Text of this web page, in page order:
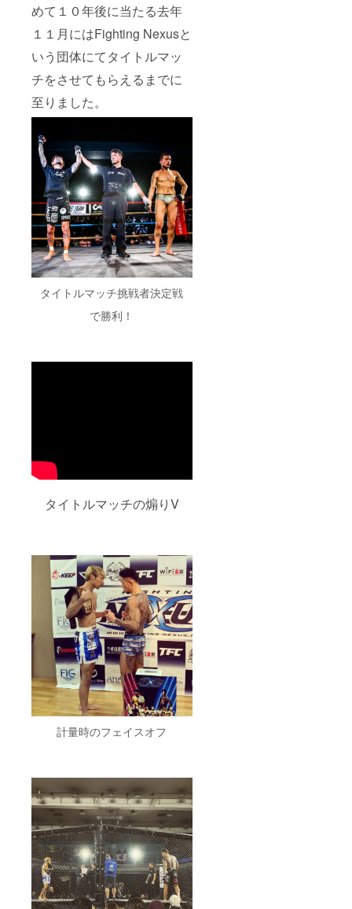
めて１０年後に当たる去年
１１月にはFighting Nexusと
いう団体にてタイトルマッ
チをさせてもらえるまでに
至りました。
タイトルマッチ挑戦者決定戦
で勝利！
タイトルマッチの煽りV
計量時のフェイスオフ